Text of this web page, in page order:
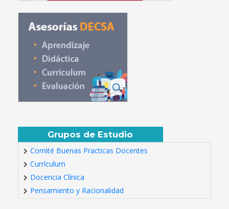
Grupos de Estudio
Comité Buenas Practicas Docentes
Currículum
Docencia Clínica
Pensamiento y Racionalidad